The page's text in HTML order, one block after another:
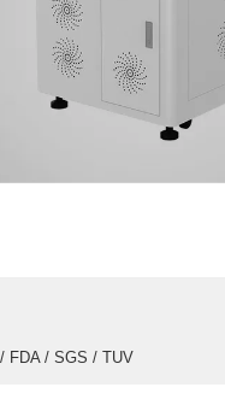
FDA / SGS / TUV